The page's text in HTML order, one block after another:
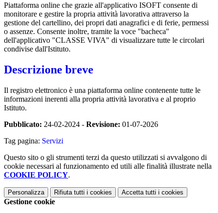
Piattaforma online che grazie all'applicativo ISOFT consente di
monitorare e gestire la propria attività lavorativa attraverso la
gestione del cartellino, dei propri dati anagrafici e di ferie, permessi
o assenze. Consente inoltre, tramite la voce "bacheca"
dell'applicativo "CLASSE VIVA" di visualizzare tutte le circolari
condivise dall'Istituto.
Descrizione breve
Il registro elettronico è una piattaforma online contenente tutte le
informazioni inerenti alla propria attività lavorativa e al proprio
Istituto.
Pubblicato: 24-02-2024 - Revisione: 01-07-2026
Tag pagina: Servizi
Questo sito o gli strumenti terzi da questo utilizzati si avvalgono di
cookie necessari al funzionamento ed utili alle finalità illustrate nella
COOKIE POLICY.
Personalizza Rifiuta tutti i cookies Accetta tutti i cookies
Gestione cookie